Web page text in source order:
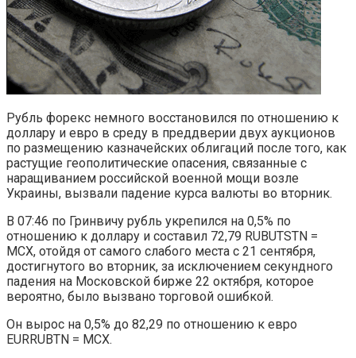
Рубль форекс немного восстановился по отношению к
доллару и евро в среду в преддверии двух аукционов
по размещению казначейских облигаций после того, как
растущие геополитические опасения, связанные с
наращиванием российской военной мощи возле
Украины, вызвали падение курса валюты во вторник.
В 07:46 по Гринвичу рубль укрепился на 0,5% по
отношению к доллару и составил 72,79 RUBUTSTN =
MCX, отойдя от самого слабого места с 21 сентября,
достигнутого во вторник, за исключением секундного
падения на Московской бирже 22 октября, которое
вероятно, было вызвано торговой ошибкой.
Он вырос на 0,5% до 82,29 по отношению к евро
EURRUBTN = MCX.